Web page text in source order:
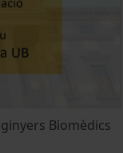
Biomèdics